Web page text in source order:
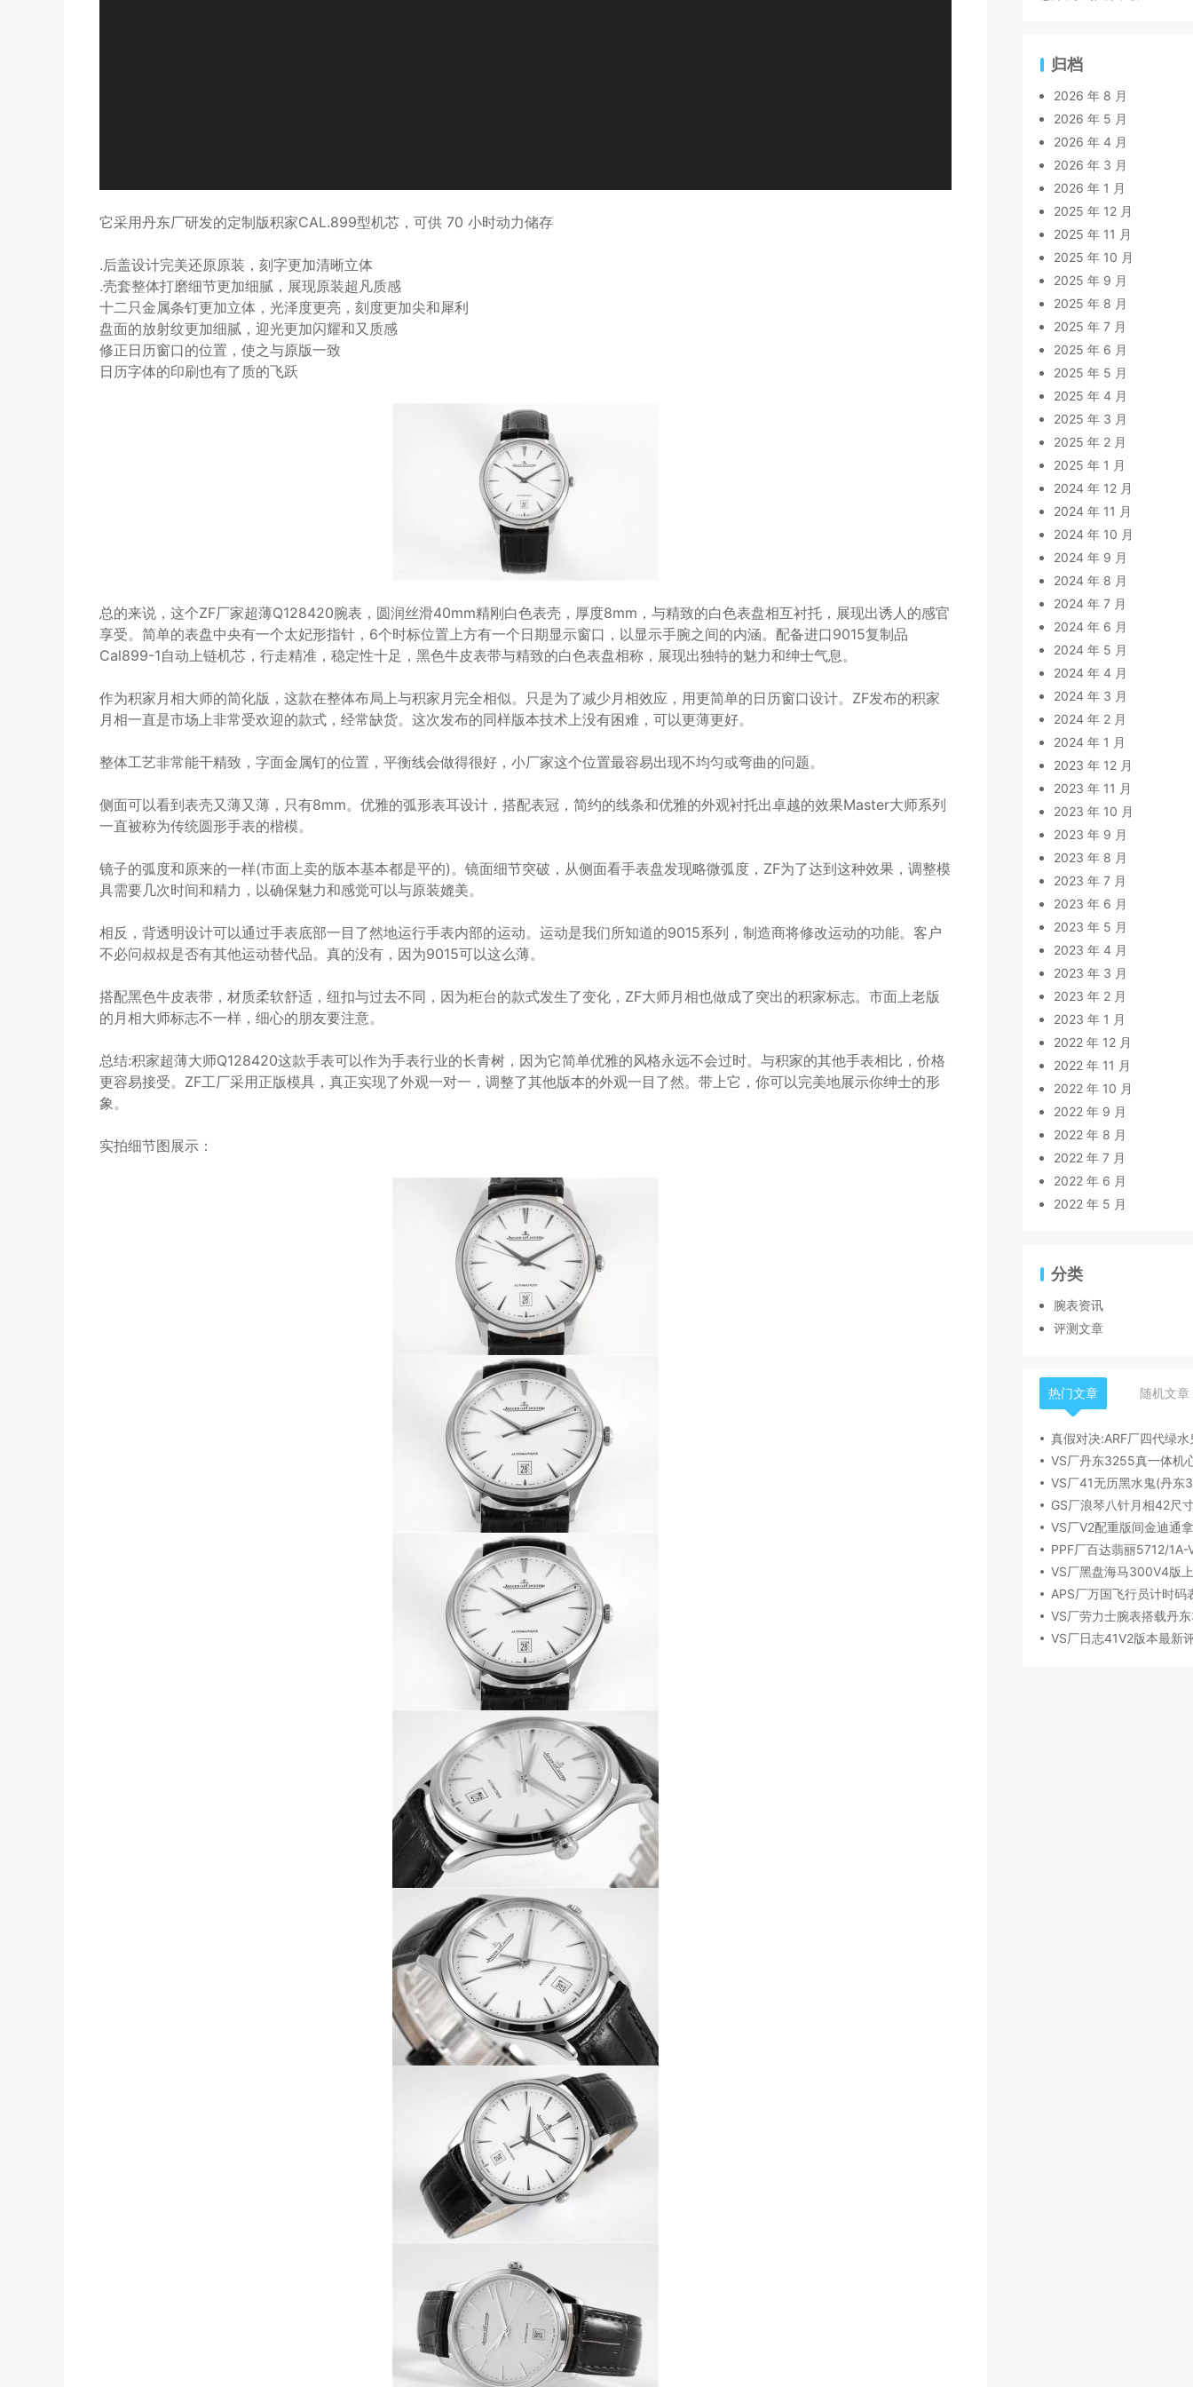
它采用丹东厂研发的定制版积家CAL.899型机芯，可供 70 小时动力储存
.后盖设计完美还原原装，刻字更加清晰立体
.壳套整体打磨细节更加细腻，展现原装超凡质感
十二只金属条钉更加立体，光泽度更亮，刻度更加尖和犀利
盘面的放射纹更加细腻，迎光更加闪耀和又质感
修正日历窗口的位置，使之与原版一致
日历字体的印刷也有了质的飞跃
总的来说，这个ZF厂家超薄Q128420腕表，圆润丝滑40mm精刚白色表壳，厚度8mm，与精致的白色表盘相互衬托，展现出诱人的感官
享受。简单的表盘中央有一个太妃形指针，6个时标位置上方有一个日期显示窗口，以显示手腕之间的内涵。配备进口9015复制品
Cal899-1自动上链机芯，行走精准，稳定性十足，黑色牛皮表带与精致的白色表盘相称，展现出独特的魅力和绅士气息。
作为积家月相大师的简化版，这款在整体布局上与积家月完全相似。只是为了减少月相效应，用更简单的日历窗口设计。ZF发布的积家
月相一直是市场上非常受欢迎的款式，经常缺货。这次发布的同样版本技术上没有困难，可以更薄更好。
整体工艺非常能干精致，字面金属钉的位置，平衡线会做得很好，小厂家这个位置最容易出现不均匀或弯曲的问题。
侧面可以看到表壳又薄又薄，只有8mm。优雅的弧形表耳设计，搭配表冠，简约的线条和优雅的外观衬托出卓越的效果Master大师系列
一直被称为传统圆形手表的楷模。
镜子的弧度和原来的一样(市面上卖的版本基本都是平的)。镜面细节突破，从侧面看手表盘发现略微弧度，ZF为了达到这种效果，调整模
具需要几次时间和精力，以确保魅力和感觉可以与原装媲美。
相反，背透明设计可以通过手表底部一目了然地运行手表内部的运动。运动是我们所知道的9015系列，制造商将修改运动的功能。客户
不必问叔叔是否有其他运动替代品。真的没有，因为9015可以这么薄。
搭配黑色牛皮表带，材质柔软舒适，纽扣与过去不同，因为柜台的款式发生了变化，ZF大师月相也做成了突出的积家标志。市面上老版
的月相大师标志不一样，细心的朋友要注意。
总结:积家超薄大师Q128420这款手表可以作为手表行业的长青树，因为它简单优雅的风格永远不会过时。与积家的其他手表相比，价格
更容易接受。ZF工厂采用正版模具，真正实现了外观一对一，调整了其他版本的外观一目了然。带上它，你可以完美地展示你绅士的形
象。
实拍细节图展示：
归档
2026 年 8 月
2026 年 5 月
2026 年 4 月
2026 年 3 月
2026 年 1 月
2025 年 12 月
2025 年 11 月
2025 年 10 月
2025 年 9 月
2025 年 8 月
2025 年 7 月
2025 年 6 月
2025 年 5 月
2025 年 4 月
2025 年 3 月
2025 年 2 月
2025 年 1 月
2024 年 12 月
2024 年 11 月
2024 年 10 月
2024 年 9 月
2024 年 8 月
2024 年 7 月
2024 年 6 月
2024 年 5 月
2024 年 4 月
2024 年 3 月
2024 年 2 月
2024 年 1 月
2023 年 12 月
2023 年 11 月
2023 年 10 月
2023 年 9 月
2023 年 8 月
2023 年 7 月
2023 年 6 月
2023 年 5 月
2023 年 4 月
2023 年 3 月
2023 年 2 月
2023 年 1 月
2022 年 12 月
2022 年 11 月
2022 年 10 月
2022 年 9 月
2022 年 8 月
2022 年 7 月
2022 年 6 月
2022 年 5 月
分类
腕表资讯
评测文章
热门文章 随机文章